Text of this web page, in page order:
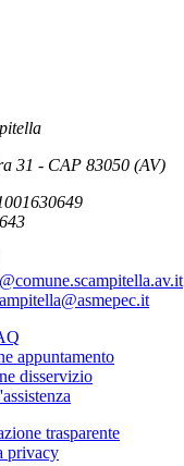
31 - CAP 83050 (AV)
appuntamento
disservizio
trasparente
privacy